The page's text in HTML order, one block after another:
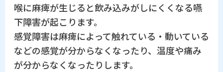
喉に麻痺が生じると飲み込みがしにくくなる嚥
下障害が起こります。
感覚障害は麻痺によって触れている・動いている
などの感覚が分からなくなったり、温度や痛み
が分からなくなったりします。